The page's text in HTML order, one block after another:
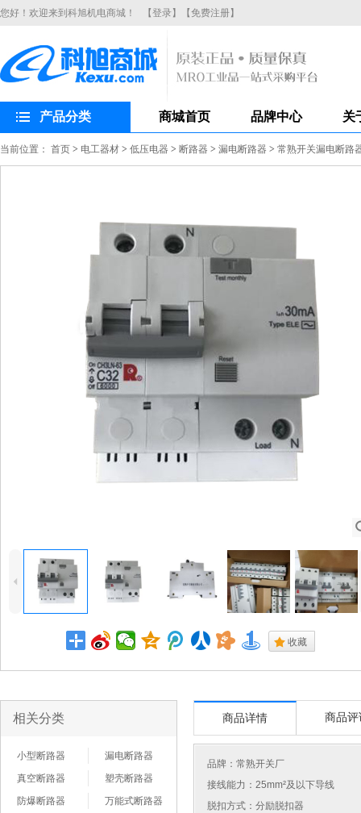
您好！欢迎来到科旭机电商城！ 【登录】 【免费注册】
产品分类 商城首页 品牌中心 关
当前位置： 首页 > 电工器材 > 低压电器 > 断路器 > 漏电断路器 > 常熟开关漏电断路
4
. 收藏
相关分类
小型断路器
漏电断路器
真空断路器
塑壳断路器
防爆断路器
万能式断路器
商品详情 商品评
品牌： 常熟开关厂
接线能力：25mm²及以下导线
脱扣方式：分励脱扣器